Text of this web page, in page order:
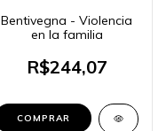
Bentivegna - Violencia
en la familia
R$244,07
COMPRAR